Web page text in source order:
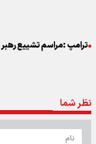
ترامپ :مراسم تشییع رهبر
نظر شما